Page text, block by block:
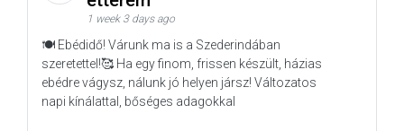
1 week 3 days ago
🍽️ Ebédidő! Várunk ma is a Szederindában
szeretettel!🥰 Ha egy finom, frissen készült, házias
ebédre vágysz, nálunk jó helyen jársz! Változatos
napi kínálattal, bőséges adagokkal